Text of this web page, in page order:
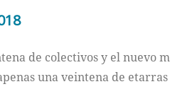
de colectivos y el nuevo
una veintena de